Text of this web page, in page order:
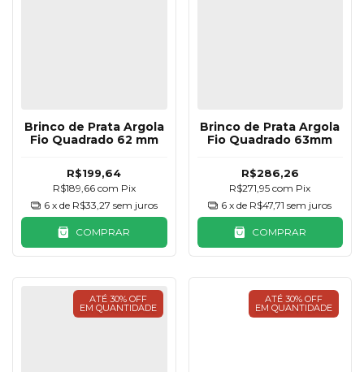
Brinco de Prata Argola
Fio Quadrado 62 mm
R$199,64
R$189,66 com Pix
6 x de R$33,27 sem juros
COMPRAR
Brinco de Prata Argola
Fio Quadrado 63mm
R$286,26
R$271,95com Pix
6 x de R$47,71 sem juros
COMPRAR
ATÉ 30% OFF
EM QUANTIDADE
ATÉ 30% OFF
EM QUANTIDADE